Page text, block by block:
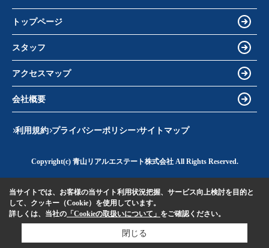
トップページ
スタッフ
アクセスマップ
会社概要
利用規約 プライバシーポリシー サイトマップ
Copyright(c) 青山リアルエステート株式会社 All Rights Reserved.
当サイトでは、お客様の当サイト利用状況把握、サービス向上検討を目的と
して、クッキー（Cookie）を使用しています。
詳しくは、当社の 「Cookieの取扱いについて」 をご確認ください。
閉じる